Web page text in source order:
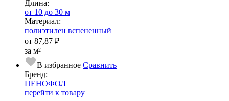
Длина:
от 10 до 30 м
Ма­­те­­ри­­ал:
полиэтилен вспененный
от 87,87 ₽
за м²
В избранное Сравнить
Бренд:
ПЕНОФОЛ
перейти к товару